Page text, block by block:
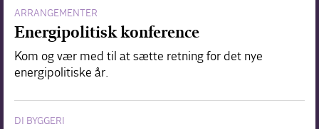
ARRANGEMENTER
Energipolitisk konference
Kom og vær med til at sætte retning for det nye
energipolitiske år.
DI BYGGERI